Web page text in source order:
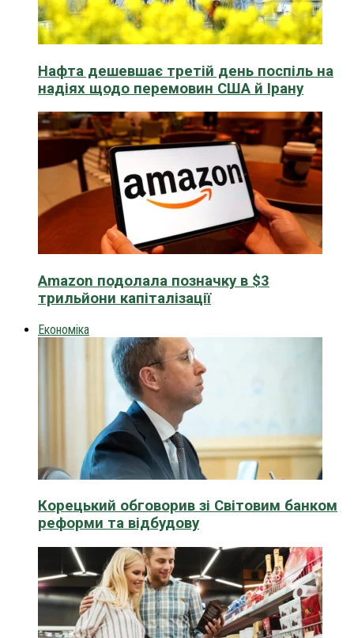
Нафта дешевшає третій день поспіль на
надіях щодо перемовин США й Ірану
Amazon подолала позначку в $3
трильйони капіталізації
Економіка
Корецький обговорив зі Світовим банком
реформи та відбудову